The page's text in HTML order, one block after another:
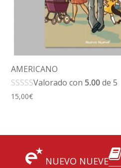
AMERICANO
Valorado con 5.00de 5
15,00€
NUEVO NUEVE